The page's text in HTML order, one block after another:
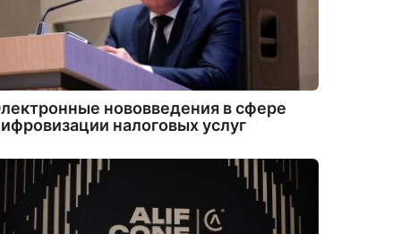
нововведения в сфере
налоговых услуг